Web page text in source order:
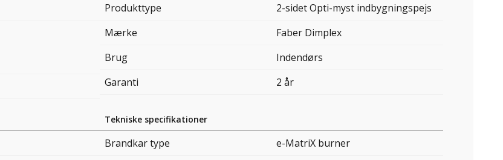
Produkttype
2-sidet Opti-myst indbygningspejs
Mærke
Faber Dimplex
Brug
Indendørs
Garanti
2 år
Tekniske specifikationer
Brandkar type
e-MatriX burner